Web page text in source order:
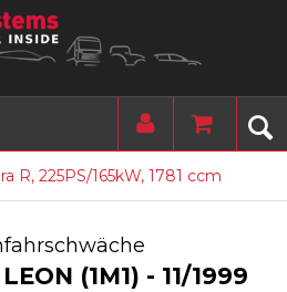
R, 225PS/165kW, 1781 ccm
(1M1) - 11/1999